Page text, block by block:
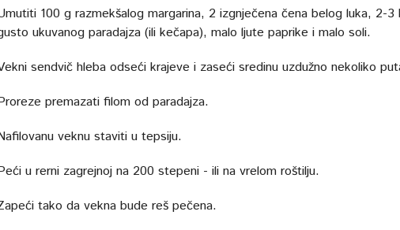
100 g razmekšalog margarina, 2 izgnječena čena belog luka, 2-3
ukuvanog paradajza (ili kečapa), malo ljute paprike i malo soli.
sendvič hleba odseći krajeve i zaseći sredinu uzdužno nekoliko
premazati filom od paradajza.
veknu staviti u tepsiju.
u rerni zagrejnoj na 200 stepeni - ili na vrelom roštilju.
tako da vekna bude reš pečena.